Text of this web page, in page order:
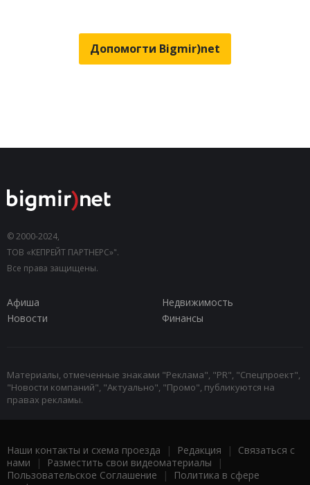
Допомогти Bigmir)net
© 2000-2024,
ТОВ «КЕПРЕЙТ ПАРТНЕРС»".
Все права защищены.
Афиша
Недвижимость
Новости
Финансы
Материалы, отмеченные знаками "Реклама", "PR", "Спецпроект",
"Новости компаний", "Актуально", "Промо", публикуются на
правах рекламы.
Наши контакты и схема проезда | Редакция | Связаться с
нами | Разместить свои видеоматериалы |
Пользовательское Соглашение |
Политика в сфере